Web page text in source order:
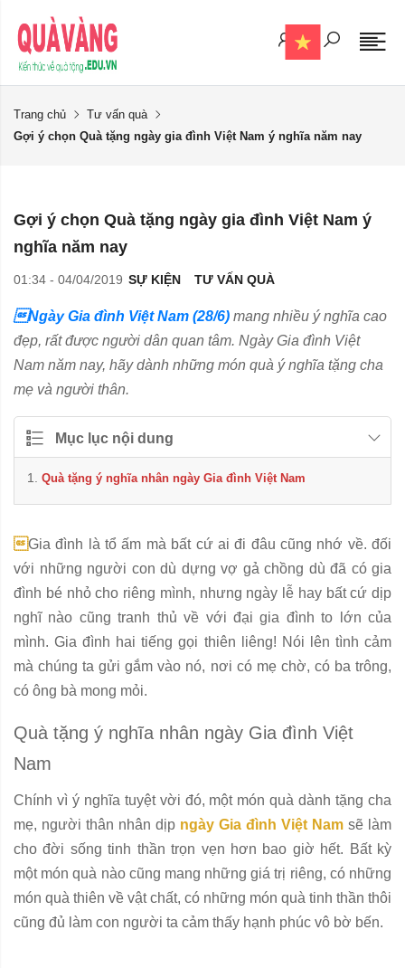
Trang chủ
Tư vấn quà
Gợi ý chọn Quà tặng ngày gia đình Việt Nam ý nghĩa năm nay
Gợi ý chọn Quà tặng ngày gia đình Việt Nam ý
nghĩa năm nay
01:34 - 04/04/2019 SỰ KIỆN TƯ VẤN QUÀ
Ngày Gia đình Việt Nam (28/6) mang nhiều ý nghĩa cao
đẹp, rất được người dân quan tâm. Ngày Gia đình Việt
Nam năm nay, hãy dành những món quà ý nghĩa tặng cha
mẹ và người thân.
Mục lục nội dung
Quà tặng ý nghĩa nhân ngày Gia đình Việt Nam
Gia đình là tổ ấm mà bất cứ ai đi đâu cũng nhớ về. đối
với những người con dù dựng vợ gả chồng dù đã có gia
đình bé nhỏ cho riêng mình, nhưng ngày lễ hay bất cứ dịp
nghĩ nào cũng tranh thủ về với đại gia đình to lớn của
mình. Gia đình hai tiếng gọi thiên liêng! Nói lên tình cảm
mà chúng ta gửi gắm vào nó, nơi có mẹ chờ, có ba trông,
có ông bà mong mỏi.
Quà tặng ý nghĩa nhân ngày Gia đình Việt
Nam
Chính vì ý nghĩa tuyệt vời đó, một món quà dành tặng cha
mẹ, người thân nhân dịp ngày Gia đình Việt Nam sẽ làm
cho đời sống tinh thần trọn vẹn hơn bao giờ hết. Bất kỳ
một món quà nào cũng mang những giá trị riêng, có những
món quà thiên về vật chất, có những món quà tinh thần thôi
cũng đủ làm con người ta cảm thấy hạnh phúc vô bờ bến.